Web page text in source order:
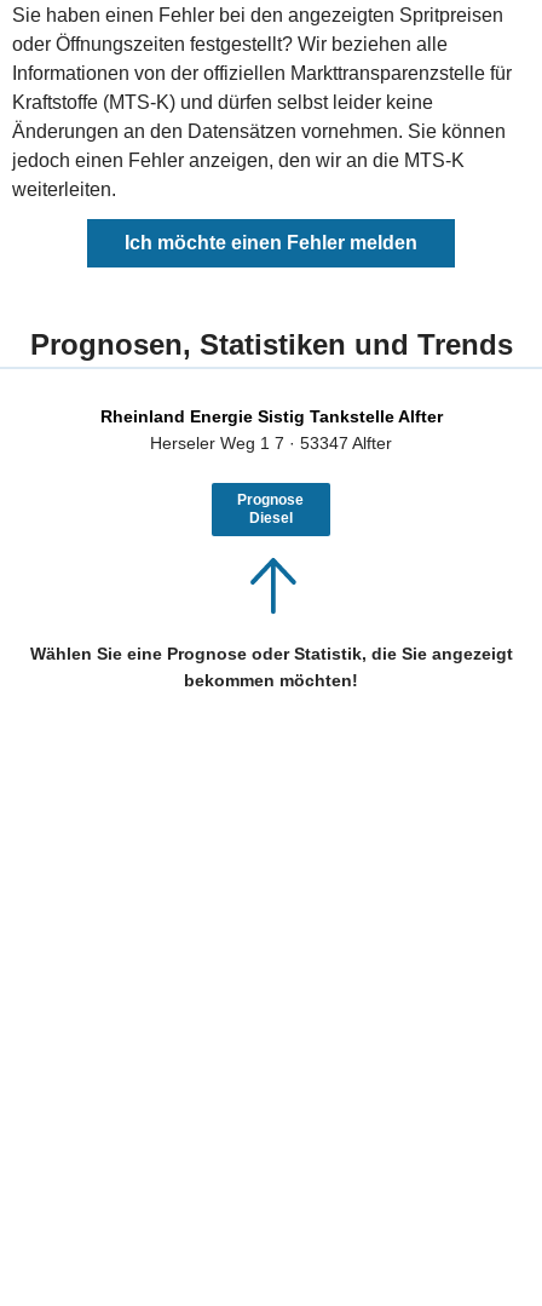
Sie haben einen Fehler bei den angezeigten Spritpreisen
oder Öffnungszeiten festgestellt? Wir beziehen alle
Informationen von der offiziellen Markttransparenzstelle für
Kraftstoffe (MTS-K) und dürfen selbst leider keine
Änderungen an den Datensätzen vornehmen. Sie können
jedoch einen Fehler anzeigen, den wir an die MTS-K
weiterleiten.
Ich möchte einen Fehler melden
Prognosen, Statistiken und Trends
Rheinland Energie Sistig Tankstelle Alfter
Herseler Weg 1 7 · 53347 Alfter
Prognose
Diesel
Wählen Sie eine Prognose oder Statistik, die Sie angezeigt
bekommen möchten!